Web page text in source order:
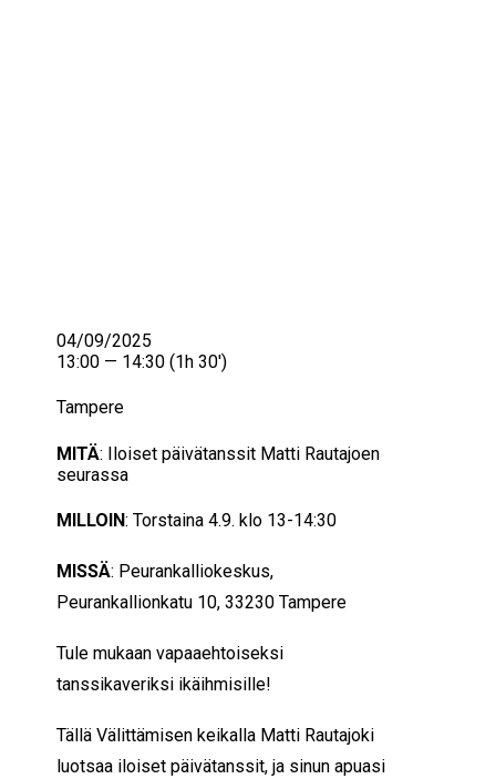
MITÄ: Iloiset päivätanssit Matti Rautajoen
seurassa
MILLOIN: Torstaina 4.9. klo 13-14:30
MISSÄ: Peurankalliokeskus,
Peurankallionkatu 10, 33230 Tampere
Tule mukaan vapaaehtoiseksi
tanssikaveriksi ikäihmisille!
Tällä Välittämisen keikalla Matti Rautajoki
luotsaa iloiset päivätanssit, ja sinun apuasi
04/09/2025
13:00 — 14:30 (1h 30′)
Tampere